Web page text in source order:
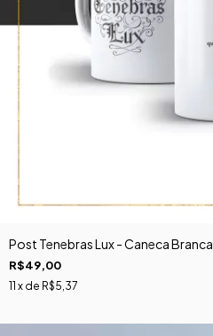
Post Tenebras Lux - Caneca Branca
R$49,00
11 x de R$5,37